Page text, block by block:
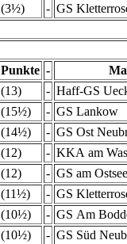
(3½) - GS
Punkte -
(13) - Haff-GS
(15½) - GS Lankow
(14½) - GS Ost
(12) - KKA am
(12) - GS am
(11½) - GS
(10½) - GS Am
(10½) - GS Süd